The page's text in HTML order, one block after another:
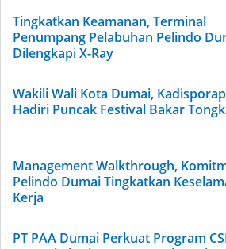
Tingkatkan Keamanan, Terminal
Penumpang Pelabuhan Pelindo
Dilengkapi X-Ray
Wakili Wali Kota Dumai,
Hadiri Puncak Festival Bakar
Management Walkthrough,
Pelindo Dumai Tingkatkan
Kerja
PT PAA Dumai Perkuat Program